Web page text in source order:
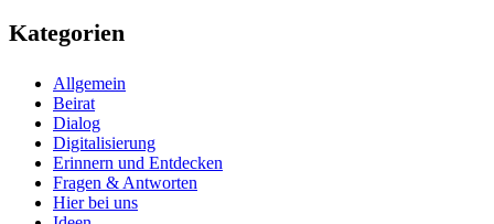
Kategorien
Allgemein
Beirat
Dialog
Digitalisierung
Erinnern und Entdecken
Fragen & Antworten
Hier bei uns